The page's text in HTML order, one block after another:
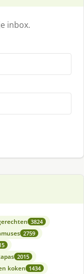
inbox.
3824
2759
2015
koken 1434